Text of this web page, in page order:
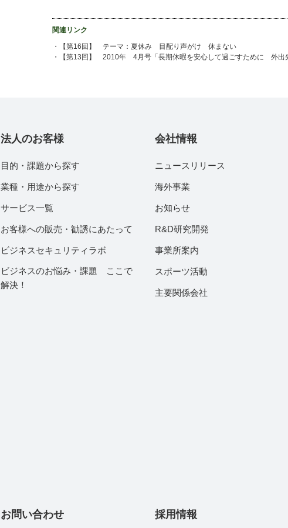
関連リンク
・【第16回】 テーマ：夏休み 目配り声がけ 休まない
・【第13回】 2010年 4月号「長期休暇を安心して過ごすために 外出
法人のお客様
目的・課題から探す
業種・用途から探す
サービス一覧
お客様への販売・勧誘にあたって
ビジネスセキュリティラボ
ビジネスのお悩み・課題 ここで
解決！
会社情報
ニュースリリース
海外事業
お知らせ
R&D研究開発
事業所案内
スポーツ活動
主要関係会社
お問い合わせ 採用情報